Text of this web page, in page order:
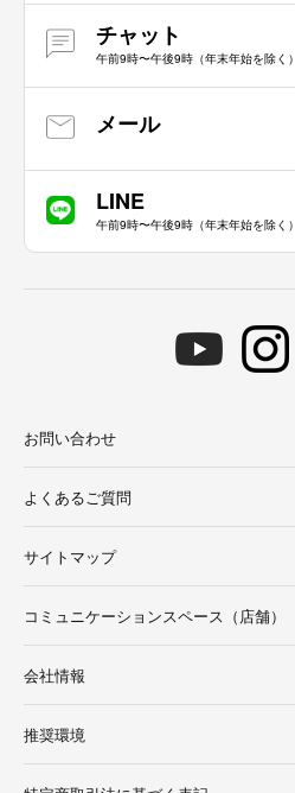
チャット
午前9時〜午後9時（年末年始を除く）
メール
LINE
午前9時〜午後9時（年末年始を除く）
お問い合わせ
よくあるご質問
サイトマップ
コミュニケーションスペース（店舗）
会社情報
推奨環境